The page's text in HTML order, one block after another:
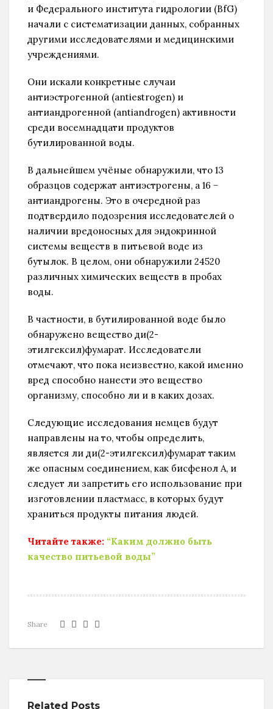
и Федерального института гидрологии (BfG)
начали с систематизации данных, собранных
другими исследователями и медицинскими
учреждениями.
Они искали конкретные случаи
антиэстрогенной (antiestrogen) и
антиандрогенной (antiandrogen) активности
среди восемнадцати продуктов
бутилированной воды.
В дальнейшем учёные обнаружили, что 13
образцов содержат антиэстрогены, а 16 −
антиандрогены. Это в очередной раз
подтвердило подозрения исследователей о
наличии вредоносных для эндокринной
системы веществ в питьевой воде из
бутылок. В целом, они обнаружили 24520
различных химических веществ в пробах
воды.
В частности, в бутилированной воде было
обнаружено вещество ди(2-
этилгексил)фумарат. Исследователи
отмечают, что пока неизвестно, какой именно
вред способно нанести это вещество
организму, способно ли и в каких дозах.
Следующие исследования немцев будут
направлены на то, чтобы определить,
является ли ди(2-этилгексил)фумарат таким
же опасным соединением, как бисфенол А, и
следует ли запретить его использование при
изготовлении пластмасс, в которых будут
храниться продукты питания людей.
Читайте также: “Каким должно быть
качество питьевой воды”
Share
Related Posts